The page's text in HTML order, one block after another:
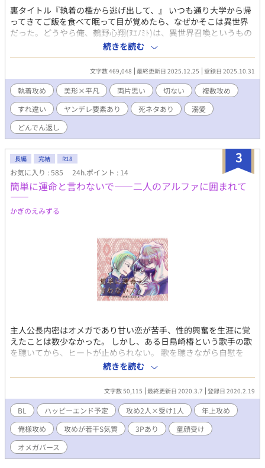
裏タイトル『執着の檻から逃げ出して、』 いつも通り大学から帰
ってきてご飯を食べて眠って目が覚めたら、なぜかそこは異世界
だった。どうやら俺、鵺野心翔(ﾇｴﾉﾐﾄ)は、異世界召喚というもの
をされたらしい。 異世界召喚をしたペンドリック王国の王様から
第一王子のライナスと結婚し、子をなせと言われる。男である俺
に何を言い出すんだと思ったが、どうやら異世界人は子が生める
ようになるらしい。 俺は拒否した。だってどう見てもライナス王
子も嫌そうな顔をしているし、毎日違う女を閨に呼ぶような奴と
結婚どころか仲良くなれるはずがない。そもそも俺は一夫多妻制
断固反対派だ。 どうやら異世界召喚した本当の理由、陰謀に巻き
込まれていることに気付かない俺は異世界に来てしまったなら学
ばねばとこの世界のことを知っていく。 この世界はピラミッド型
して俺が召喚された元・人間界であり現・底辺界と呼ばれる7つの
層に分かれた世界らしい。 召喚される理由があるから召喚された
はずなのに、なぜか俺はあらゆるところから命を狙われ始める。
しまいには、召喚したはずの当人にまで。………え？なんで？ 異
世界召喚されたミトは護衛で常にそばにいる騎士、アルウィン・
シーボルトに一目惚れのような思いを寄せるようになる。しかし
れながらも叶わない恋心に苦しんでいく。どうやら彼にも何か秘
密があるようで……。さらに最初は嫌われていたはずのライナス
第一王子から強い執着心を持たれるようになり……。 次第に次々
と明らかになるこの世界における様々な秘密。そして明かされ
る、異世界召喚の衝撃の真実とは――――。 訳あり一途ド執着攻
め×努力家一途童顔受けが様々な問題を乗り越え2人で幸せを掴む
お話。 ※複数攻めですが総受けではありません。 ※複数攻めのう
最後は必ずハッピーエンドです。 ※異世界系初挑戦です。この世
界はそういうものなんだと温かい目でお読み頂けると幸いです。
続きを読む
文字数 469,048 最終更新日 2025.12.25 登録日 2025.10.31
執着攻め 美形×平凡 両片思い 切ない
複数攻め
すれ違い
ヤンデレ要素あり 死ネタあり
溺愛
どんでん返し
3
長編 完結 R18
お気に入り : 585 24h.ポイント : 14
簡単に運命と言わないで――二人のアルファに囲まれて
――
かぎのえみずる
主人公長内密はオメガであり甘い恋が苦手、性的興奮を生涯に覚
えたことは数少なかった。 しかし、ある日鳥崎椿という歌手の歌
を聴いてから、ヒートが止められない。 歌を聴きながら自慰を
し、初めての性的興奮に動揺を隠せない密。 すっかり歌手のファ
ンになり、イベントに参加するも、イベント主催の一人である作
家の港雪道に気に入られ連絡先を渡された。 椿に呼ばれるままに
楽屋へ行けば、椿からは運命だと告げられて椿からの発情に反応
してしまう。 そのまま家に持ち帰られ、椿と密は本能のままに性
行為をしていたが、何かが物足りない。 運命というには物足りな
い何かが、椿の家に押しかけてきた人物で、密には分かった。 雪
道というアルファも、運命の番。番が二人いるのだと判明する。
アルファが二人でオメガの青年を取り合います。 ※R-18作品で
続きを読む
文字数 50,115 最終更新日 2020.3.7 登録日 2020.2.19
BL ハッピーエンド予定 攻め2人×受け1人
年上攻め
俺様攻め
攻めが若干S気質 3Pあり
童顔受け
オメガバース